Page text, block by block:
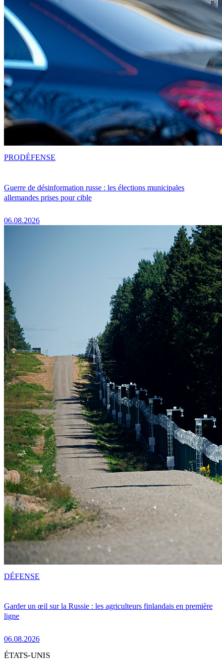
Guerre de désinformation russe : les élections municipales
allemandes prises pour cible
06.08.2026
PRODÉFENSE
Garder un œil sur la Russie : les agriculteurs finlandais en première
ligne
06.08.2026
DÉFENSE
ÉTATS-UNIS